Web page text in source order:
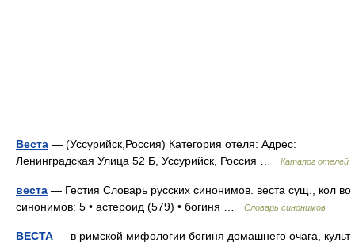
Веста — (Уссурийск,Россия) Категория отеля: Адрес:
Ленинградская Улица 52 Б, Уссурийск, Россия …
Каталог отелей
веста — Гестия Словарь русских синонимов. веста сущ., кол во
синонимов: 5 • астероид (579) • богиня …
Словарь синонимов
ВЕСТА — в римской мифологии богиня домашнего очага, культ